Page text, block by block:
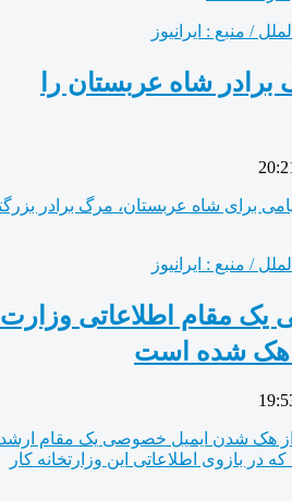
منبع : ایرانیوز
شاه عربستان را
برای شاه عربستان، مرگ برادر بزرگتر
منبع : ایرانیوز
مقام اطلاعاتی وزارت
شده است
هک شدن ایمیل خصوصی یک مقام ارشد
بازوی اطلاعاتی این وزارتخانه کار